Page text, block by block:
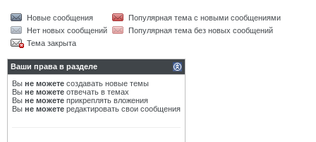
Новые сообщения
Популярная тема с новыми сообщениями
Нет новых сообщений
Популярная тема без новых сообщений
Тема закрыта
Ваши права в разделе
Вы не можете создавать новые темы
Вы не можете отвечать в темах
Вы не можете прикреплять вложения
Вы не можете редактировать свои сообщения